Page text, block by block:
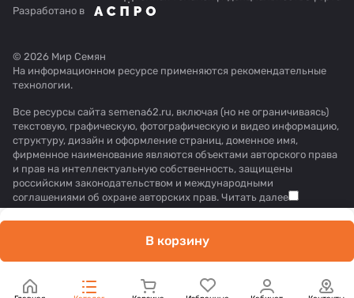
В корзину
Разработано в
© 2026 Мир Семян
На информационном ресурсе применяются рекомендательные
технологии.
Все ресурсы сайта semena62.ru, включая (но не ограничиваясь)
текстовую, графическую, фотографическую и видео информацию,
структуру, дизайн и оформление страниц, доменное имя,
фирменное наименование являются объектами авторского права
и прав на интеллектуальную собственность, защищены
российским законодательством и международными
соглашениями об охране авторских прав. Читать далее